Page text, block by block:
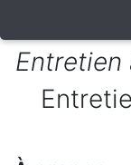
Entretien